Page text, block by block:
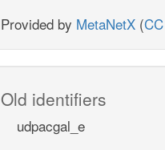
Provided by MetaNetX (
Old identifiers
udpacgal_e